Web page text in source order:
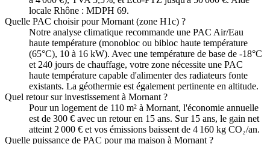
locale Rhône : MDPH 69.
Quelle PAC choisir pour Mornant (zone H1c) ?
Notre analyse climatique recommande une PAC Air/Eau
haute température (monobloc ou bibloc haute température
(65°C), 10 à 16 kW). Avec une température de base de -18°C
et 240 jours de chauffage, votre zone nécessite une PAC
haute température capable d'alimenter des radiateurs fonte
existants. La géothermie est également pertinente en altitude.
Quel retour sur investissement à Mornant ?
Pour un logement de 110 m² à Mornant, l'économie annuelle
est de 300 € avec un retour en 15 ans. Sur 15 ans, le gain net
atteint 2 000 € et vos émissions baissent de 4 160 kg CO₂/an.
Quelle puissance de PAC pour ma maison à Mornant ?